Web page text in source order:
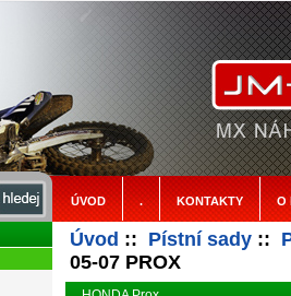
ÚVOD . KONTAKTY O
Úvod :: Pístní sady::
05-07 PROX